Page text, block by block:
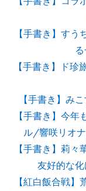
【手書き】す
【手書き】ド
【手書き】み
【手書き】今
ル/響咲リオ
【手書き】莉々
友好的な化
【紅白飯合戦